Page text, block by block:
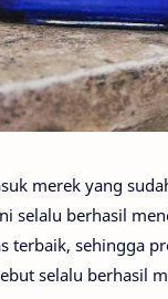
merek yang
selalu berhasil
terbaik, sehingga
selalu berhasil